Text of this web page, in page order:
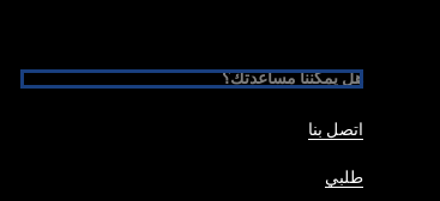
هل يمكننا مساعدتك؟
اتصل بنا
طلبي